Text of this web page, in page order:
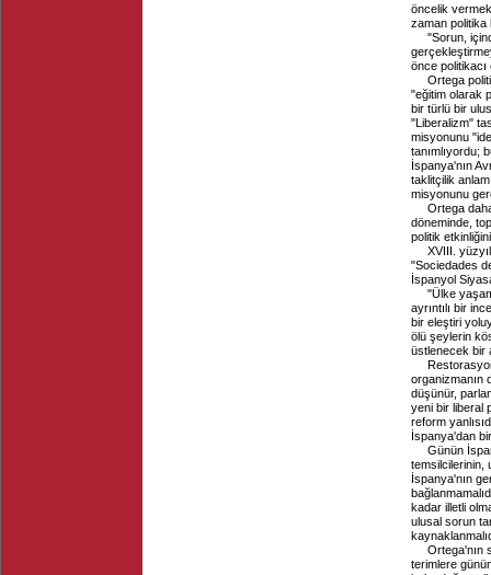
öncelik
zaman politika
"Sorun,
önce politikacı
Ortega
"eğitim olarak
bir türlü bir
"Liberalizm"
misyonunu
tanımlıyordu;
İspanya'nın
taklitçilik
misyonunu
Ortega
döneminde,
politik
XVIII.
"Sociedades
İspanyol
"Ülke
ayrıntılı bir
bir eleştiri
ölü şeylerin
üstlenecek bir
organizmanın
düşünür,
yeni bir liberal
reform
İspanya'dan
Günün
temsilcilerinin,
İspanya'nın
kadar illetli
ulusal sorun
Ortega'nın
terimlere